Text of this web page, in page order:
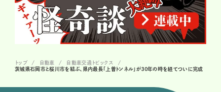
トップ 自動車
自動車交通トピックス
茨城県石岡市と桜川市を結ぶ、県内最長「上曽トンネル」が30年の時を経てついに完成